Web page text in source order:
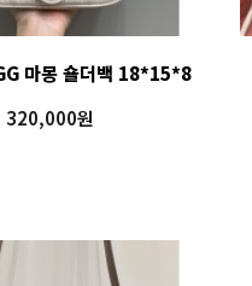
마몽 숄더백 18*15*8
320,000원